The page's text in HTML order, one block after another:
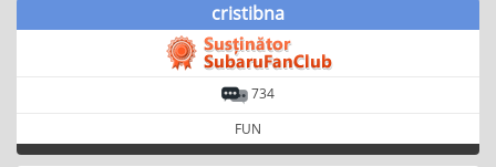
cristibna
734
FUN